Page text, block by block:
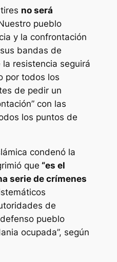
no será
pueblo
y la confrontación
bandas de
resistencia seguirá
por todos los
de pedir un
con las
los puntos de
condenó la
que “es el
serie de crímenes
de
pueblo
ocupada”, según